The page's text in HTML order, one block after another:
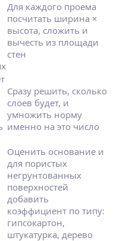
Для каждого проема
посчитать ширина ×
высота, сложить и
вычесть из площади
стен
Сразу решить, сколько
слоев будет, и
умножить норму
именно на это число
Оценить основание и
для пористых
негрунтованных
поверхностей
добавить
коэффициент по типу:
гипсокартон,
штукатурка, дерево